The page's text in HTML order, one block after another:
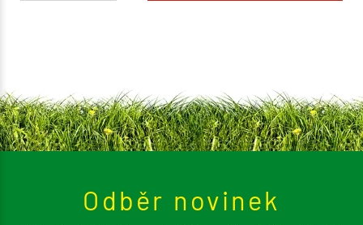
Odběr novinek